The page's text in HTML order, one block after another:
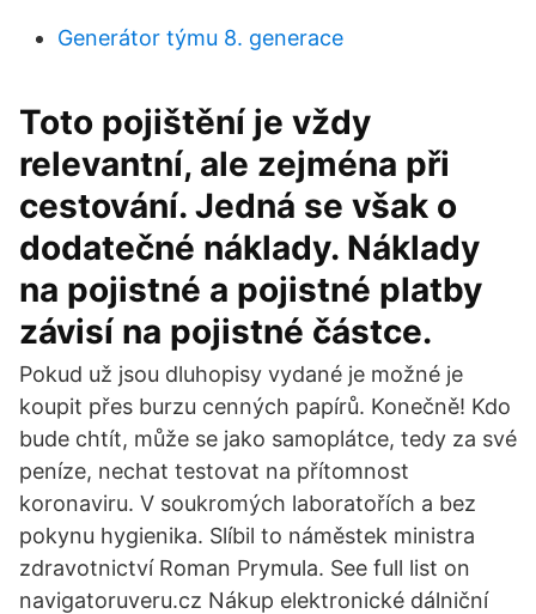
Generátor týmu 8. generace
Toto pojištění je vždy
relevantní, ale zejména při
cestování. Jedná se však o
dodatečné náklady. Náklady
na pojistné a pojistné platby
závisí na pojistné částce.
Pokud už jsou dluhopisy vydané je možné je
koupit přes burzu cenných papírů. Konečně! Kdo
bude chtít, může se jako samoplátce, tedy za své
peníze, nechat testovat na přítomnost
koronaviru. V soukromých laboratořích a bez
pokynu hygienika. Slíbil to náměstek ministra
zdravotnictví Roman Prymula. See full list on
navigatoruveru.cz Nákup elektronické dálniční